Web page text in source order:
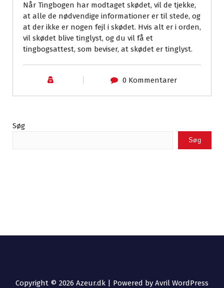
Når Tingbogen har modtaget skødet, vil de tjekke,
at alle de nødvendige informationer er til stede, og
at der ikke er nogen fejl i skødet. Hvis alt er i orden,
vil skødet blive tinglyst, og du vil få et
tingbogsattest, som beviser, at skødet er tinglyst.
0 Kommentarer
Søg
Søg
Copyright © 2026 Azeur.dk | Powered by Avril WordPress